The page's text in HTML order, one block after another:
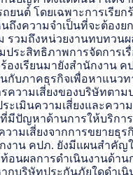
ยนต์ โดยเฉพาะการเรี
ถึงความจำเป็นที่จะต้อง
รวมถึงหน่วยงานทบทว
ระสิทธิภาพการจัดการ
องเรียนมายังสำนักงาน
กับภาคธุรกิจเพื่อหาแน
วามเสี่ยงของบริษัทตาม
ะเมินความเสี่ยงและคว
ปัญหาด้านการให้บริการ
ามเสี่ยงจากการขยาย
คปภ. ยังมีแผนสำคัญใน
อนผลการดำเนินงานด้า
กบริษัทประกันภัยใดดำเ